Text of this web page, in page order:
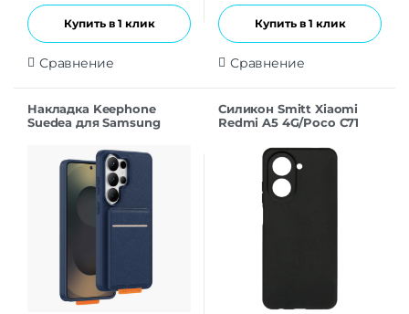
Купить в 1 клик
Сравнение
Купить в 1 клик
Сравнение
Накладка Keephone
Suedea для Samsung
Силикон Smitt Xiaomi
Redmi A5 4G/Poco C71